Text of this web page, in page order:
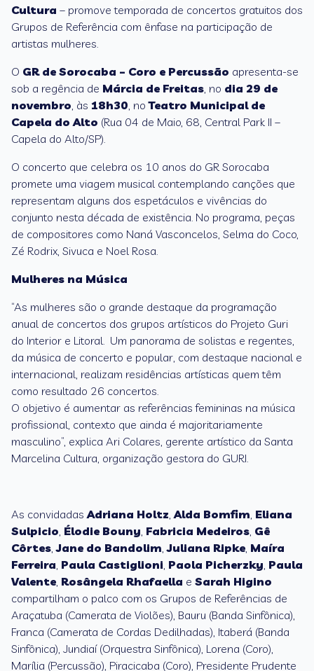
Cultura – promove temporada de concertos gratuitos dos
Grupos de Referência com ênfase na participação de
artistas mulheres.
O GR de Sorocaba – Coro e Percussão apresenta-se
sob a regência de Márcia de Freitas, no dia 29 de
novembro, às 18h30, noTeatro Municipal de
Capela do Alto (Rua 04 de Maio, 68, Central Park II –
Capela do Alto/SP).
O concerto que celebra os 10 anos do GR Sorocaba
promete uma viagem musical contemplando canções que
representam alguns dos espetáculos e vivências do
conjunto nesta década de existência. No programa, peças
de compositores como Naná Vasconcelos, Selma do Coco,
Zé Rodrix, Sivuca e Noel Rosa.
Mulheres na Música
“As mulheres são o grande destaque da programação
anual de concertos dos grupos artísticos do Projeto Guri
do Interior e Litoral. Um panorama de solistas e regentes,
da música de concerto e popular, com destaque nacional e
internacional, realizam residências artísticas quem têm
como resultado 26 concertos.
O objetivo é aumentar as referências femininas na música
profissional, contexto que ainda é majoritariamente
masculino”, explica Ari Colares, gerente artístico da Santa
Marcelina Cultura, organização gestora do GURI.
As convidadas Adriana Holtz,Alda Bomfim, Eliana
Sulpicio, Élodie Bouny, Fabricia Medeiros, Gê
Côrtes,Jane do Bandolim,Juliana Ripke, Maíra
Ferreira, Paula Castiglioni, Paola Picherzky, Paula
Valente, Rosângela Rhafaella e Sarah Higino
compartilham o palco com os Grupos de Referências de
Araçatuba (Camerata de Violões), Bauru (Banda Sinfônica),
Franca (Camerata de Cordas Dedilhadas), Itaberá (Banda
Sinfônica), Jundiaí (Orquestra Sinfônica), Lorena (Coro),
Marília (Percussão), Piracicaba (Coro), Presidente Prudente